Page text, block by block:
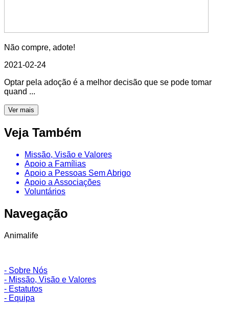
Não compre, adote!
2021-02-24
Optar pela adoção é a melhor decisão que se pode tomar
quand ...
Ver mais
Veja Também
Missão, Visão e Valores
Apoio a Famílias
Apoio a Pessoas Sem Abrigo
Apoio a Associações
Voluntários
Navegação
Animalife
- Sobre Nós
- Missão, Visão e Valores
- Estatutos
- Equipa